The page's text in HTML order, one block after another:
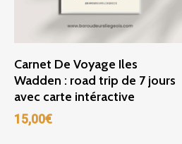
Ajouter Au Panier
Carnet De Voyage Iles
Wadden : road trip de 7 jours
avec carte intéractive
15,00€